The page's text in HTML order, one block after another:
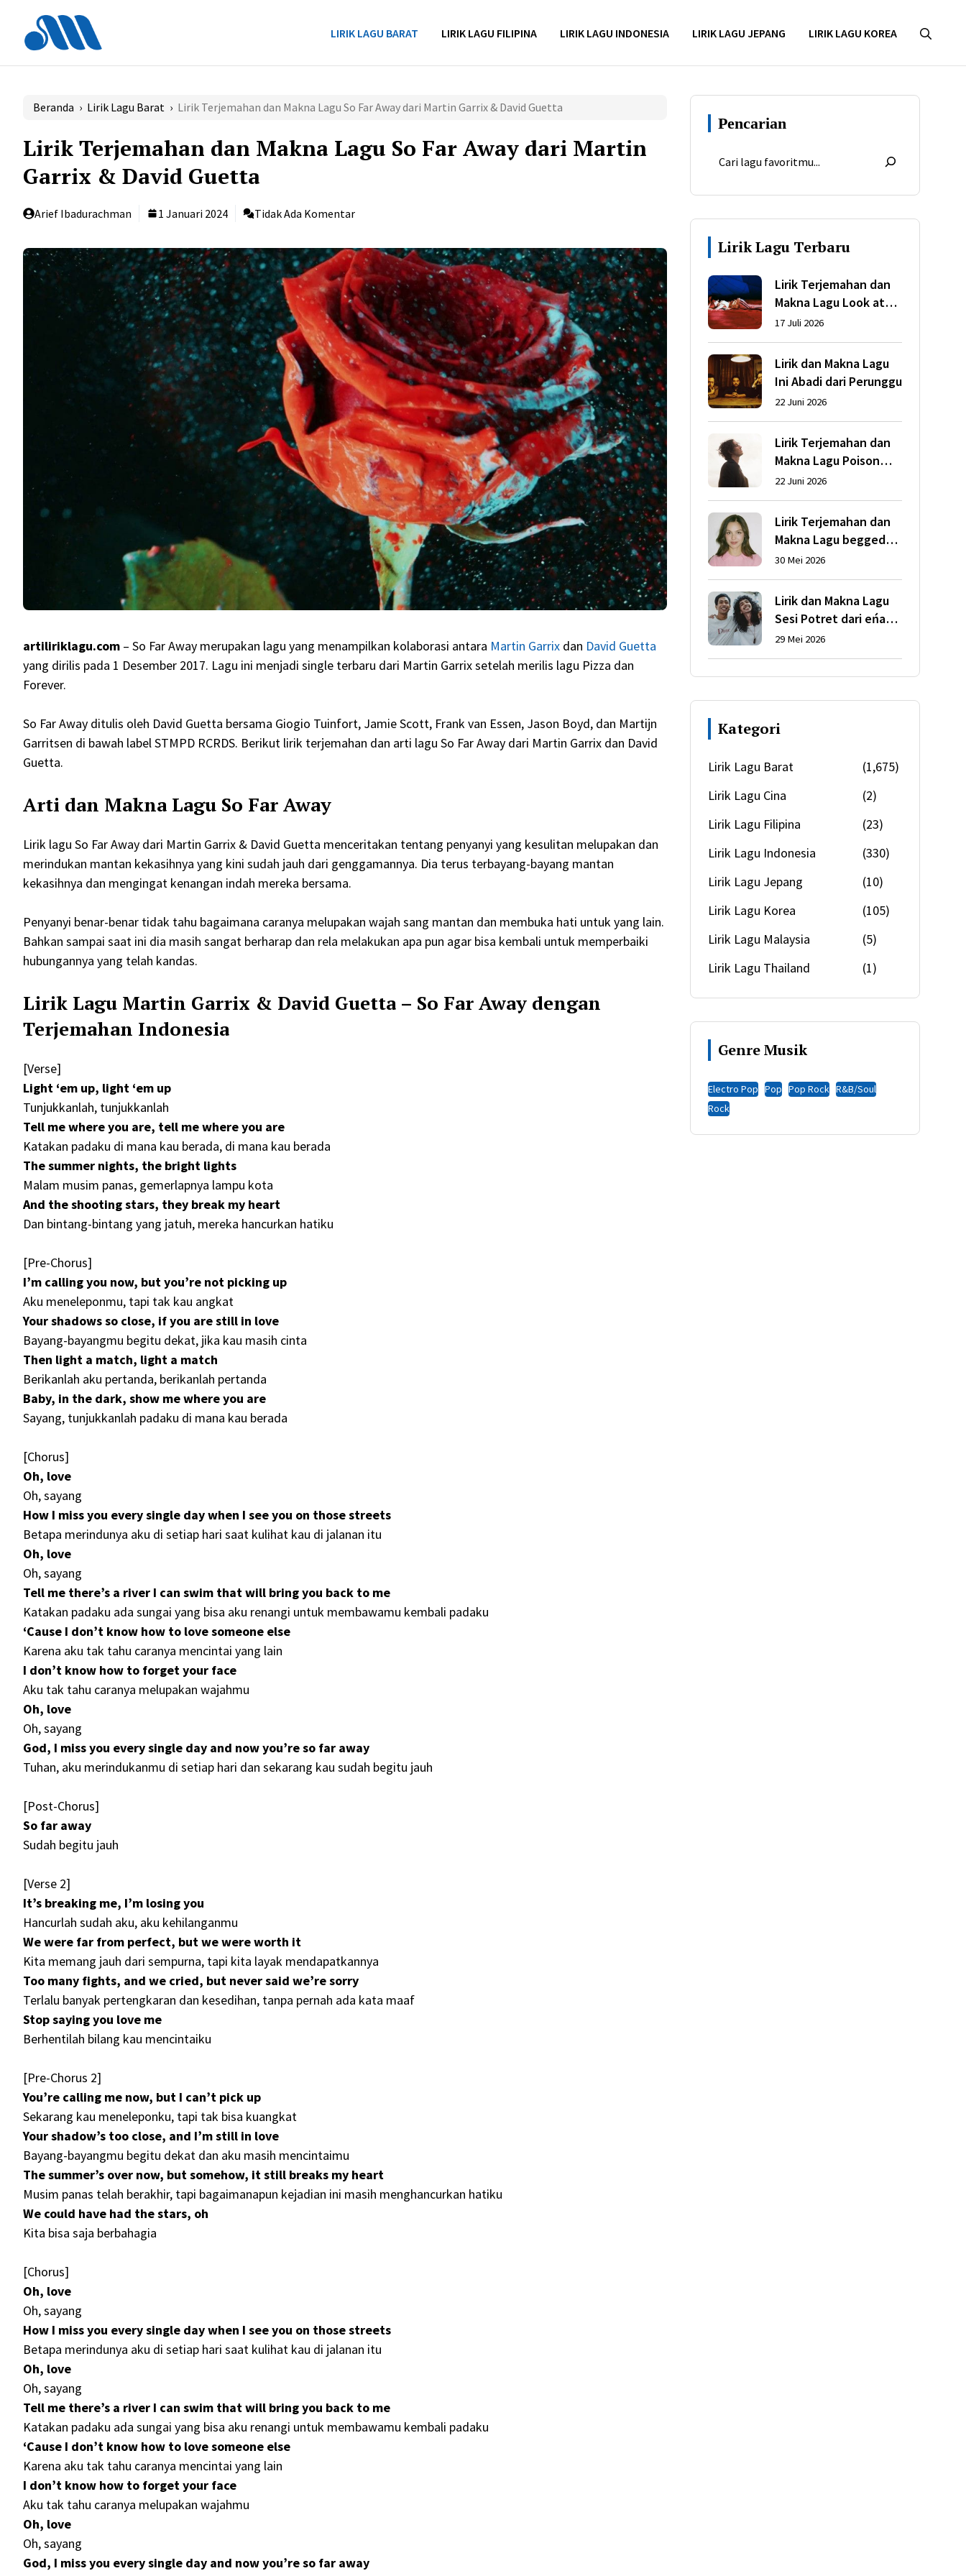
LIRIK LAGU BARAT LIRIK LAGU FILIPINA LIRIK LAGU INDONESIA LIRIK LAGU JEPANG LIRIK LAGU KOREA
Beranda › Lirik Lagu Barat › Lirik Terjemahan dan Makna Lagu So Far Away dari Martin Garrix & David Guetta
Lirik Terjemahan dan Makna Lagu So Far Away dari Martin
Garrix & David Guetta
Arief Ibadurachman 1 Januari 2024 Tidak Ada Komentar
artiliriklagu.com – So Far Away merupakan lagu yang menampilkan kolaborasi antara Martin Garrix dan David Guetta
yang dirilis pada 1 Desember 2017. Lagu ini menjadi single terbaru dari Martin Garrix setelah merilis lagu Pizza dan
Forever.
So Far Away ditulis oleh David Guetta bersama Giogio Tuinfort, Jamie Scott, Frank van Essen, Jason Boyd, dan Martijn
Garritsen di bawah label STMPD RCRDS. Berikut lirik terjemahan dan arti lagu So Far Away dari Martin Garrix dan David
Guetta.
Arti dan Makna Lagu So Far Away
Lirik lagu So Far Away dari Martin Garrix & David Guetta menceritakan tentang penyanyi yang kesulitan melupakan dan
merindukan mantan kekasihnya yang kini sudah jauh dari genggamannya. Dia terus terbayang-bayang mantan
kekasihnya dan mengingat kenangan indah mereka bersama.
Penyanyi benar-benar tidak tahu bagaimana caranya melupakan wajah sang mantan dan membuka hati untuk yang lain.
Bahkan sampai saat ini dia masih sangat berharap dan rela melakukan apa pun agar bisa kembali untuk memperbaiki
hubungannya yang telah kandas.
Lirik Lagu Martin Garrix & David Guetta – So Far Away dengan
Terjemahan Indonesia
[Verse]
Light ‘em up, light ‘em up
Tunjukkanlah, tunjukkanlah
Tell me where you are, tell me where you are
Katakan padaku di mana kau berada, di mana kau berada
The summer nights, the bright lights
Malam musim panas, gemerlapnya lampu kota
And the shooting stars, they break my heart
Dan bintang-bintang yang jatuh, mereka hancurkan hatiku
[Pre-Chorus]
I’m calling you now, but you’re not picking up
Aku meneleponmu, tapi tak kau angkat
Your shadows so close, if you are still in love
Bayang-bayangmu begitu dekat, jika kau masih cinta
Then light a match, light a match
Berikanlah aku pertanda, berikanlah pertanda
Baby, in the dark, show me where you are
Sayang, tunjukkanlah padaku di mana kau berada
[Chorus]
Oh, love
Oh, sayang
How I miss you every single day when I see you on those streets
Betapa merindunya aku di setiap hari saat kulihat kau di jalanan itu
Oh, love
Oh, sayang
Tell me there’s a river I can swim that will bring you back to me
Katakan padaku ada sungai yang bisa aku renangi untuk membawamu kembali padaku
‘Cause I don’t know how to love someone else
Karena aku tak tahu caranya mencintai yang lain
I don’t know how to forget your face
Aku tak tahu caranya melupakan wajahmu
Oh, love
Oh, sayang
God, I miss you every single day and now you’re so far away
Tuhan, aku merindukanmu di setiap hari dan sekarang kau sudah begitu jauh
[Post-Chorus]
So far away
Sudah begitu jauh
[Verse 2]
It’s breaking me, I’m losing you
Hancurlah sudah aku, aku kehilanganmu
We were far from perfect, but we were worth it
Kita memang jauh dari sempurna, tapi kita layak mendapatkannya
Too many fights, and we cried, but never said we’re sorry
Terlalu banyak pertengkaran dan kesedihan, tanpa pernah ada kata maaf
Stop saying you love me
Berhentilah bilang kau mencintaiku
[Pre-Chorus 2]
You’re calling me now, but I can’t pick up
Sekarang kau meneleponku, tapi tak bisa kuangkat
Your shadow’s too close, and I’m still in love
Bayang-bayangmu begitu dekat dan aku masih mencintaimu
The summer’s over now, but somehow, it still breaks my heart
Musim panas telah berakhir, tapi bagaimanapun kejadian ini masih menghancurkan hatiku
We could have had the stars, oh
Kita bisa saja berbahagia
[Chorus]
Oh, love
Oh, sayang
How I miss you every single day when I see you on those streets
Betapa merindunya aku di setiap hari saat kulihat kau di jalanan itu
Oh, love
Oh, sayang
Tell me there’s a river I can swim that will bring you back to me
Katakan padaku ada sungai yang bisa aku renangi untuk membawamu kembali padaku
‘Cause I don’t know how to love someone else
Karena aku tak tahu caranya mencintai yang lain
I don’t know how to forget your face
Aku tak tahu caranya melupakan wajahmu
Oh, love
Oh, sayang
God, I miss you every single day and now you’re so far away
Pencarian
Lirik Lagu Terbaru
Lirik Terjemahan dan
Makna Lagu Look at
My Life dari Gracie
Abrams
17 Juli 2026
Lirik dan Makna Lagu
Ini Abadi dari Perunggu
22 Juni 2026
Lirik Terjemahan dan
Makna Lagu Poison
dari Dean Lewis
22 Juni 2026
Lirik Terjemahan dan
Makna Lagu begged
dari Olivia Rodrigo
30 Mei 2026
Lirik dan Makna Lagu
Sesi Potret dari eńau
feat. Ari Lesmana
29 Mei 2026
Kategori
Lirik Lagu Barat
(1,675)
Lirik Lagu Cina
(2)
Lirik Lagu Filipina
(23)
Lirik Lagu Indonesia
(330)
Lirik Lagu Jepang
(10)
Lirik Lagu Korea
(105)
Lirik Lagu Malaysia
(5)
Lirik Lagu Thailand
(1)
Genre Musik
Electro Pop Pop Pop Rock R&B/Soul
Rock